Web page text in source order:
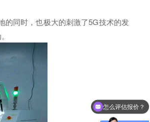
的同时，也极大的刺激了5G技术的发
怎么评估报价？